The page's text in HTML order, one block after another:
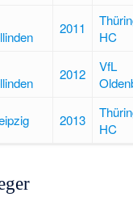
2011
HC
2012
VfL
2013
HC